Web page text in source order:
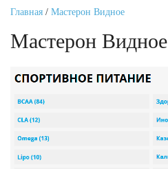
Главная / Мастерон Видное
Мастерон Видное